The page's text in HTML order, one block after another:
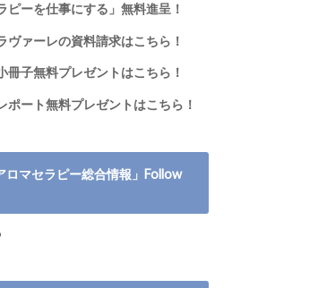
ピーを仕事にする」無料進呈！
ヴァーレの資料請求はこちら！
冊子無料プレゼントはこちら！
ポート無料プレゼントはこちら！
ロマセラピー総合情報」Follow